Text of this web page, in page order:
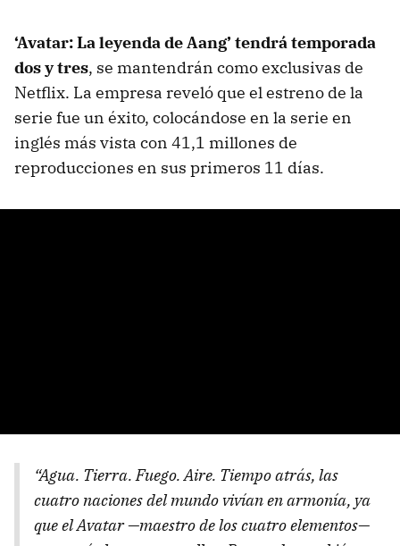
‘Avatar: La leyenda de Aang’ tendrá temporada
dos y tres, se mantendrán como exclusivas de
Netflix. La empresa reveló que el estreno de la
serie fue un éxito, colocándose en la serie en
inglés más vista con 41,1 millones de
reproducciones en sus primeros 11 días.
“Agua. Tierra. Fuego. Aire. Tiempo atrás, las
cuatro naciones del mundo vivían en armonía, ya
que el Avatar —maestro de los cuatro elementos—